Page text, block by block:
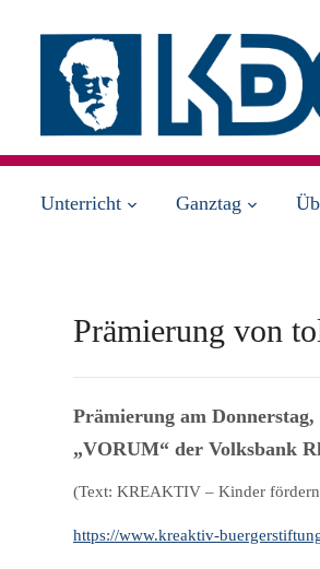
Unterricht Ganztag
Prämierung von
Prämierung am
„VORUM“ der Volksbank
(Text: KREAKTIV – Kinder
https://www.kreaktiv-